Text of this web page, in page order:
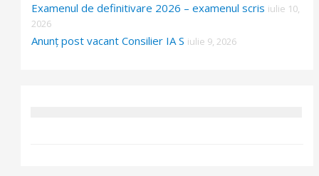
Examenul de definitivare 2026 – examenul scris iulie 10,
2026
Anunț post vacant Consilier IA S iulie 9, 2026